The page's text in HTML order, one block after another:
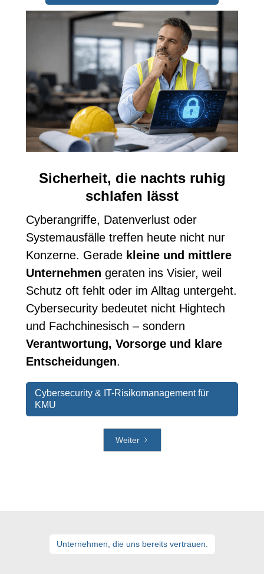
Sicherheit, die nachts ruhig
schlafen lässt
Cyberangriffe, Datenverlust oder
Systemausfälle treffen heute nicht nur
Konzerne. Gerade kleine und mittlere
Unternehmen geraten ins Visier, weil
Schutz oft fehlt oder im Alltag untergeht.
Cybersecurity bedeutet nicht Hightech
und Fachchinesisch – sondern
Verantwortung, Vorsorge und klare
Entscheidungen.
Cybersecurity & IT-Risikomanagement für
KMU
Weiter
Unternehmen, die uns bereits vertrauen.